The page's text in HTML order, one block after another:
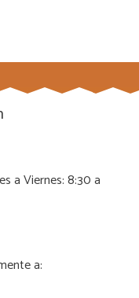
a Viernes: 8:30 a
a: